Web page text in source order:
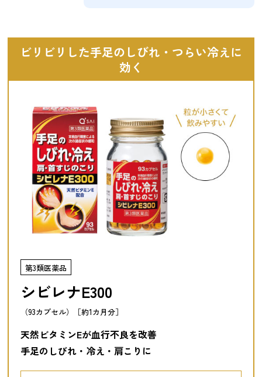
ビリビリした手足のしびれ・つらい冷えに
効く
第3類医薬品
シビレナE300
（93カプセル）［約1カ月分］
天然ビタミンEが血行不良を改善
手足のしびれ・冷え・肩こりに